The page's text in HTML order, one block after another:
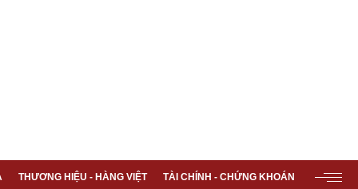
THƯƠNG HIỆU - HÀNG VIỆT TÀI CHÍNH - CHỨNG KHOÁN